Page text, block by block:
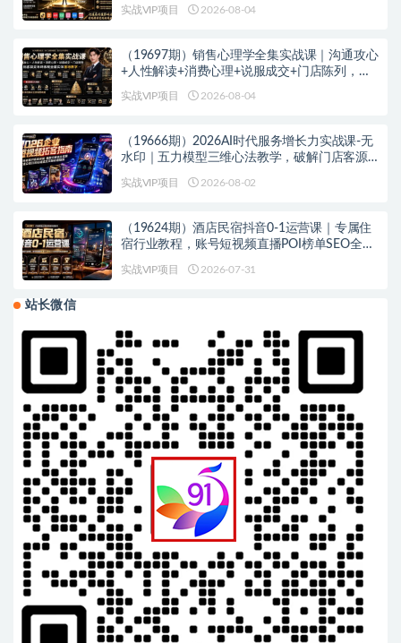
实战VIP项目 2026-08-04
（19697期）销售心理学全集实战课｜沟通攻心
+人性解读+消费心理+说服成交+门店陈列，拓
实战VIP项目 2026-08-04
（19666期）2026AI时代服务增长力实战课-无
水印｜五力模型三维心法教学，破解门店客源
实战VIP项目 2026-08-02
（19624期）酒店民宿抖音0-1运营课｜专属住
宿行业教程，账号短视频直播POI榜单SEO全流
实战VIP项目 2026-07-31
站长微信